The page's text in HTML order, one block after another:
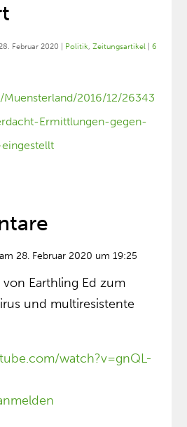
Februar 2020 Politik,Zeitungsartikel |6
2016/12/26343
Ermittlungen-gegen-
am 28. Februar 2020 um 19:25
Earthling Ed zum
und multiresistente
watch?v=gnQL-